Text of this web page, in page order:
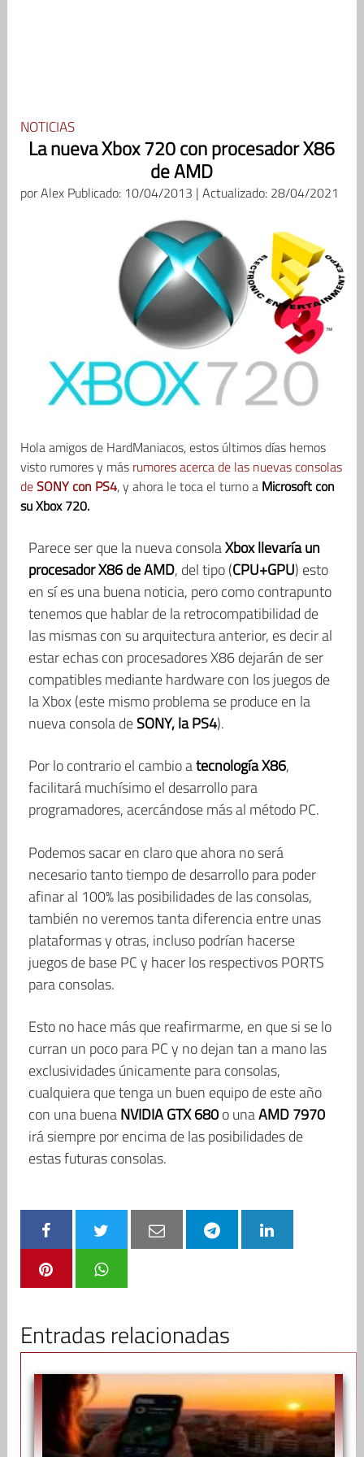
NOTICIAS
La nueva Xbox 720 con procesador X86
de AMD
porAlex Publicado: 10/04/2013 | Actualizado: 28/04/2021
Hola amigos de HardManiacos, estos últimos días hemos
visto rumores y más rumores acerca de las nuevas consolas
deSONY con PS4, y ahora le toca el turno a Microsoft con
su Xbox 720.
Parece ser que la nueva consolaXbox llevaría un
procesador X86 de AMD, del tipo (CPU+GPU) esto
en sí es una buena noticia, pero como contrapunto
tenemos que hablar de la retrocompatibilidad de
las mismas con su arquitectura anterior, es decir al
estar echas con procesadores X86 dejarán de ser
compatibles mediante hardware con los juegos de
la Xbox (este mismo problema se produce en la
nueva consola deSONY, la PS4).
Por lo contrario el cambio atecnología X86,
facilitará muchísimo el desarrollo para
programadores, acercándose más al método PC.
Podemos sacar en claro que ahora no será
necesario tanto tiempo de desarrollo para poder
afinar al 100% las posibilidades de las consolas,
también no veremos tanta diferencia entre unas
plataformas y otras, incluso podrían hacerse
juegos de base PC y hacer los respectivos PORTS
para consolas.
Esto no hace más que reafirmarme, en que si se lo
curran un poco para PC y no dejan tan a mano las
exclusividades únicamente para consolas,
cualquiera que tenga un buen equipo de este año
con una buenaNVIDIA GTX 680o unaAMD 7970
irá siempre por encima de las posibilidades de
estas futuras consolas.
Entradas relacionadas